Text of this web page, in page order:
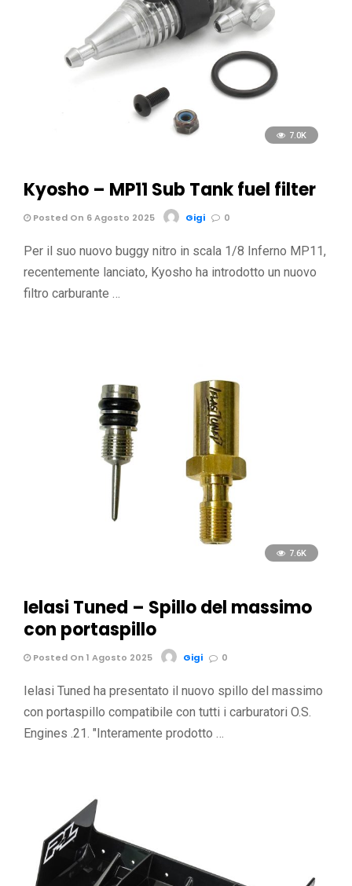
7.0K
Kyosho – MP11 Sub Tank fuel filter
Posted On 6 Agosto 2025 Gigi 0
Per il suo nuovo buggy nitro in scala 1/8 Inferno MP11,
recentemente lanciato, Kyosho ha introdotto un nuovo
filtro carburante …
7.6K
Ielasi Tuned – Spillo del massimo
con portaspillo
Posted On 1 Agosto 2025 Gigi 0
Ielasi Tuned ha presentato il nuovo spillo del massimo
con portaspillo compatibile con tutti i carburatori O.S.
Engines .21. "Interamente prodotto …